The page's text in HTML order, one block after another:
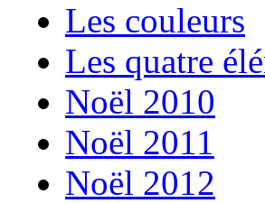
Les couleurs
Les quatre
Noël 2010
Noël 2011
Noël 2012